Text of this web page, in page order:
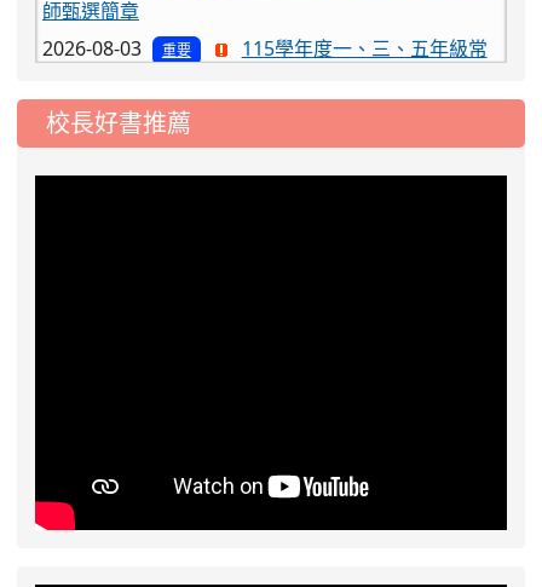
2026-08-03
態編班結果公告
2026-07-31
公告
學校對面建案申請8月份「施
工車輛臨停」一案，請各位用路人留意
2026-07-17
公告
公告-115年桃園市運動會國小
工車輛臨停」一案，請各位用路人留意
2026-07-17
公告
公告-115年桃園市運動會國小
校長好書推薦